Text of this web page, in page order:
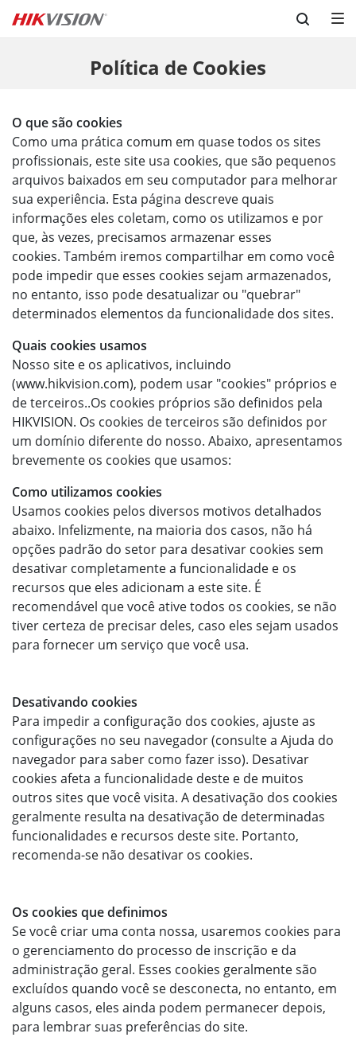
Skip to content
Política de Cookies
O que são cookies
Como uma prática comum em quase todos os sites
profissionais, este site usa cookies, que são pequenos
arquivos baixados em seu computador para melhorar
sua experiência. Esta página descreve quais
informações eles coletam, como os utilizamos e por
que, às vezes, precisamos armazenar esses
cookies. Também iremos compartilhar em como você
pode impedir que esses cookies sejam armazenados,
no entanto, isso pode desatualizar ou "quebrar"
determinados elementos da funcionalidade dos sites.
Quais cookies usamos
Nosso site e os aplicativos, incluindo
(www.hikvision.com), podem usar "cookies" próprios e
de terceiros..Os cookies próprios são definidos pela
HIKVISION. Os cookies de terceiros são definidos por
um domínio diferente do nosso. Abaixo, apresentamos
brevemente os cookies que usamos:
Como utilizamos cookies
Usamos cookies pelos diversos motivos detalhados
abaixo. Infelizmente, na maioria dos casos, não há
opções padrão do setor para desativar cookies sem
desativar completamente a funcionalidade e os
recursos que eles adicionam a este site. É
recomendável que você ative todos os cookies, se não
tiver certeza de precisar deles, caso eles sejam usados
para fornecer um serviço que você usa.
Desativando cookies
Para impedir a configuração dos cookies, ajuste as
configurações no seu navegador (consulte a Ajuda do
navegador para saber como fazer isso). Desativar
cookies afeta a funcionalidade deste e de muitos
outros sites que você visita. A desativação dos cookies
geralmente resulta na desativação de determinadas
funcionalidades e recursos deste site. Portanto,
recomenda-se não desativar os cookies.
Os cookies que definimos
Se você criar uma conta nossa, usaremos cookies para
o gerenciamento do processo de inscrição e da
administração geral. Esses cookies geralmente são
excluídos quando você se desconecta, no entanto, em
alguns casos, eles ainda podem permanecer depois,
para lembrar suas preferências do site.